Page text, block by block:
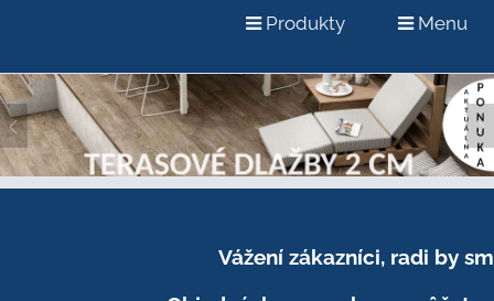
Produkty Menu
Vážení zákazníci, radi by